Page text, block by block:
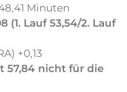
Minuten
(1. Lauf 53,54/2. Lauf
+0,13
57,84 nicht für die